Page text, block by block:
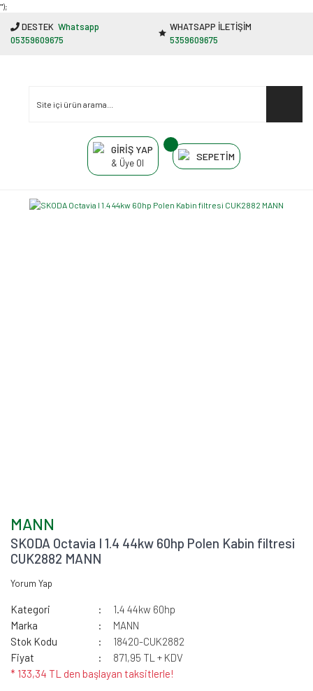
"');
DESTEK Whatsapp
05359609675
WHATSAPP İLETİŞİM
5359609675
GİRİŞ YAP
& Üye Ol
SEPETİM
MANN
SKODA Octavia I 1.4 44kw 60hp Polen Kabin filtresi
CUK2882 MANN
Yorum Yap
Kategori
1.4 44kw 60hp
Marka
MANN
Stok Kodu
18420-CUK2882
Fiyat
871,95 TL + KDV
* 133,34 TL den başlayan taksitlerle!